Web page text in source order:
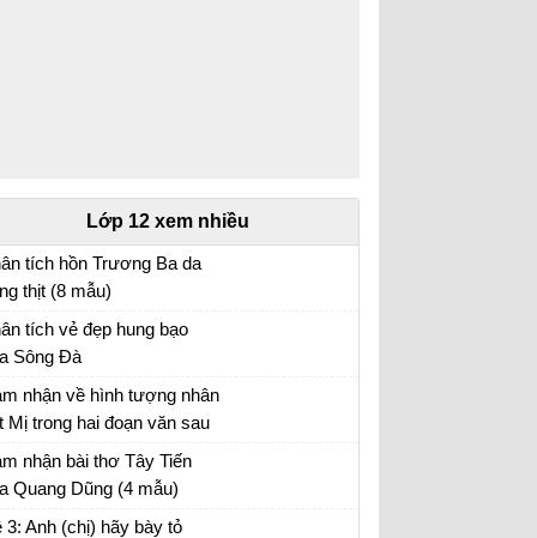
Lớp 12 xem nhiều
tích hồn Trương Ba da
thịt (8 mẫu)
tích bài hồn Trương Ba da hàng thịt - Văn
12
tích vẻ đẹp hung bạo
Sông Đà
mẫu 12
nhận về hình tượng nhân
Mị trong hai đoạn văn sau
lần, mấy năm qua…. Mị
ăn cho chết ngay, chứ
buồn nhớ lại nữa”
mẫu 12
nhận bài thơ Tây Tiến
Quang Dũng (4 mẫu)
nhận Tây Tiến - Văn mẫu 12
3: Anh (chị) hãy bày tỏ